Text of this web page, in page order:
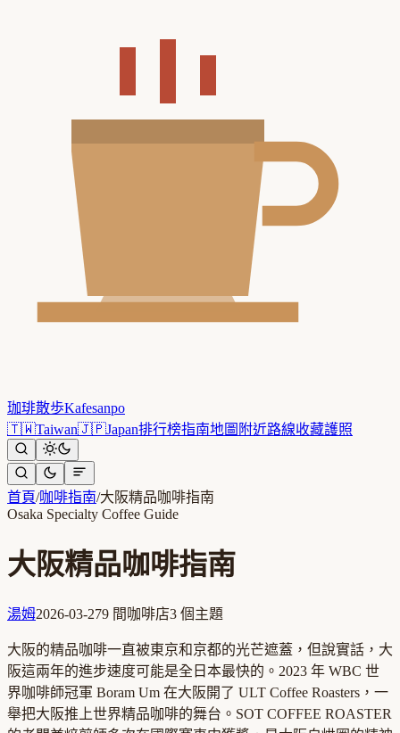
珈琲散歩Kafesanpo
🇹🇼Taiwan🇯🇵Japan排行榜指南地圖 附近路線收藏護照
首頁/咖啡指南/大阪精品咖啡指南
Osaka Specialty Coffee Guide
大阪精品咖啡指南
湯姆2026-03-279 間咖啡店3 個主題
大阪的精品咖啡一直被東京和京都的光芒遮蓋，但說實話，大
阪這兩年的進步速度可能是全日本最快的。2023 年 WBC 世
界咖啡師冠軍 Boram Um 在大阪開了 ULT Coffee Roasters，一
舉把大阪推上世界精品咖啡的舞台。SOT COFFEE ROASTER